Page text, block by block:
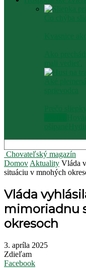
Chovateľský magazín
Domov Aktuality Vláda
situáciu v mnohých
Vláda
mimoriadnu
okresoch
3. apríla 2025
Zdieľam
Facebook